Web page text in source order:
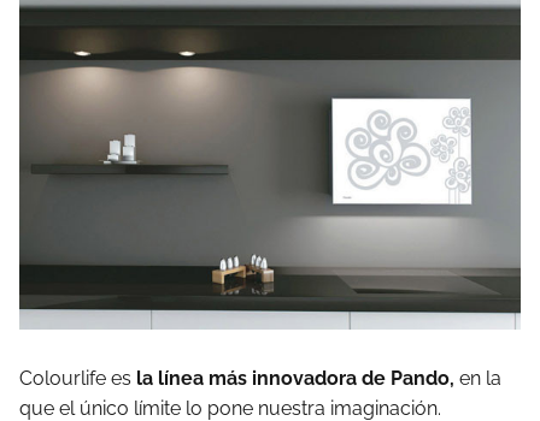
Colourlife es la línea más innovadora de Pando, en la
que el único límite lo pone nuestra imaginación.